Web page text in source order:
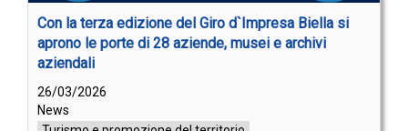
Con la terza edizione del Giro d`Impresa Biella si
aprono le porte di 28 aziende, musei e archivi
aziendali
26/03/2026
News